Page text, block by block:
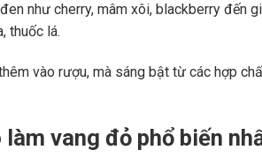
như cherry, mâm xôi, blackberry đến
thuốc lá.
vào rượu, mà sáng bật từ các hợp
vang đỏ phổ biến